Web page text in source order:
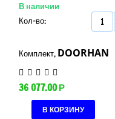
В наличии
Кол-во:
Комплект, DOORHAN
36 077.00 Р
В КОРЗИНУ